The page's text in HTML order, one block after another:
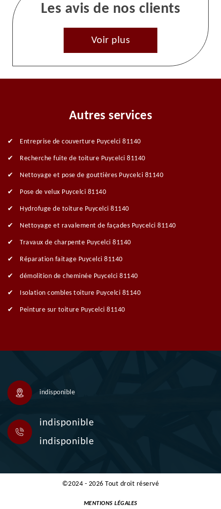
Les avis de nos clients
Voir plus
Autres services
Entreprise de couverture Puycelci 81140
Recherche fuite de toiture Puycelci 81140
Nettoyage et pose de gouttières Puycelci 81140
Pose de velux Puycelci 81140
Hydrofuge de toiture Puycelci 81140
Nettoyage et ravalement de façades Puycelci 81140
Travaux de charpente Puycelci 81140
Réparation faitage Puycelci 81140
démolition de cheminée Puycelci 81140
Isolation combles toiture Puycelci 81140
Peinture sur toiture Puycelci 81140
indisponible
indisponible
indisponible
©2024 - 2026 Tout droit réservé
MENTIONS LÉGALES